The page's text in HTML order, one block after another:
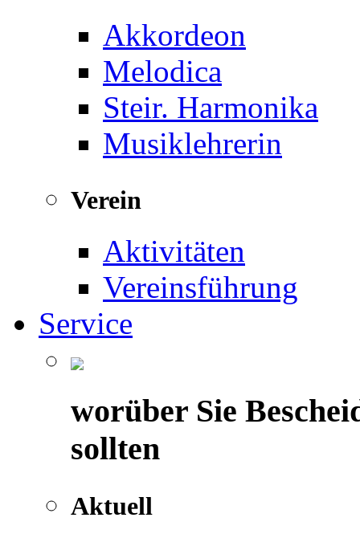
Akkordeon
Melodica
Steir. Harmonika
Musiklehrerin
Verein
Aktivitäten
Vereinsführung
Service
worüber Sie
sollten
Aktuell